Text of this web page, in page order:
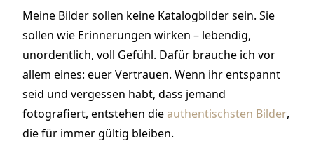
Meine Bilder sollen keine Katalogbilder sein. Sie
sollen wie Erinnerungen wirken – lebendig,
unordentlich, voll Gefühl. Dafür brauche ich vor
allem eines: euer Vertrauen. Wenn ihr entspannt
seid und vergessen habt, dass jemand
fotografiert, entstehen dieauthentischsten Bilder,
die für immer gültig bleiben.